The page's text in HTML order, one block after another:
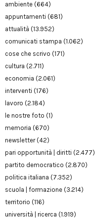
ambiente (664)
appuntamenti (681)
attualità (13.952)
comunicati stampa (1.062)
cose che scrivo (171)
cultura (2.711)
economia (2.061)
interventi (176)
lavoro (2.184)
le nostre foto (1)
memoria (670)
newsletter(42)
pari opportunità | diritti (2.477)
partito democratico (2.870)
politica italiana (7.352)
scuola | formazione (3.214)
territorio (116)
università | ricerca (1.919)